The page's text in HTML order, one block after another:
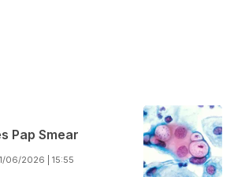
Pap Smear
06/2026 | 15:55